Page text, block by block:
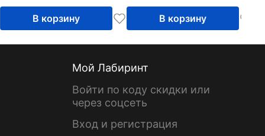
Сборник научных
статей
В корзину В корзину
Мой Лабиринт
Войти по коду скидки или
через соцсеть
Вход и регистрация